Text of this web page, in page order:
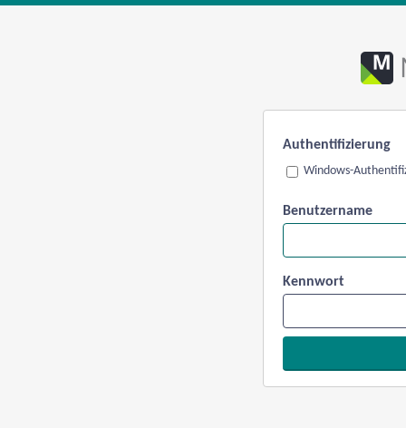
Authentifizierung
Windows-
Benutzername
Kennwort